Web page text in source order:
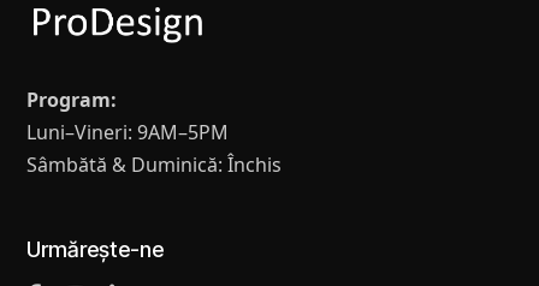
Program:
Luni–Vineri: 9AM–5PM
Sâmbătă & Duminică: Închis
Urmărește-ne